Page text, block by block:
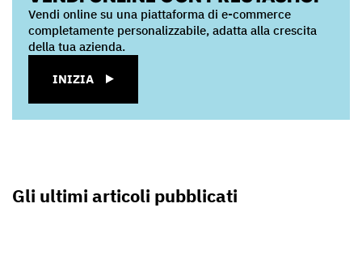
Vendi online su una piattaforma di e-commerce
completamente personalizzabile, adatta alla crescita
della tua azienda.
INIZIA
Gli ultimi articoli pubblicati